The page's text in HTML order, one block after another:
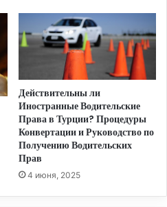
Действительны ли
Иностранные Водительские
Права в Турции? Процедуры
Конвертации и Руководство по
Получению Водительских
Прав
4 июня, 2025